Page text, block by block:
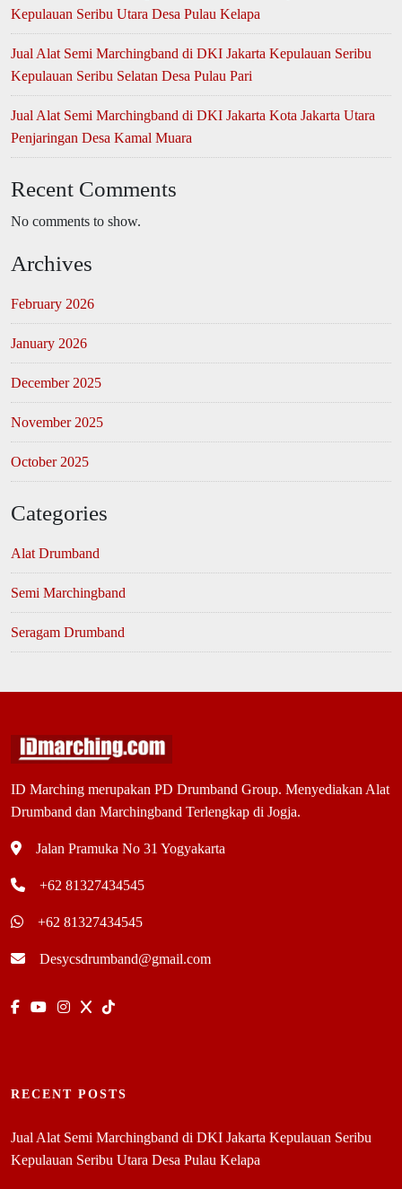
Kepulauan Seribu Utara Desa Pulau Kelapa
Jual Alat Semi Marchingband di DKI Jakarta Kepulauan Seribu
Kepulauan Seribu Selatan Desa Pulau Pari
Jual Alat Semi Marchingband di DKI Jakarta Kota Jakarta Utara
Penjaringan Desa Kamal Muara
Recent Comments
No comments to show.
Archives
February 2026
January 2026
December 2025
November 2025
October 2025
Categories
Alat Drumband
Semi Marchingband
Seragam Drumband
ID Marching merupakan PD Drumband Group. Menyediakan Alat
Drumband dan Marchingband Terlengkap di Jogja.
Jalan Pramuka No 31 Yogyakarta
+62 81327434545
+62 81327434545
Desycsdrumband@gmail.com
RECENT POSTS
Jual Alat Semi Marchingband di DKI Jakarta Kepulauan Seribu
Kepulauan Seribu Utara Desa Pulau Kelapa